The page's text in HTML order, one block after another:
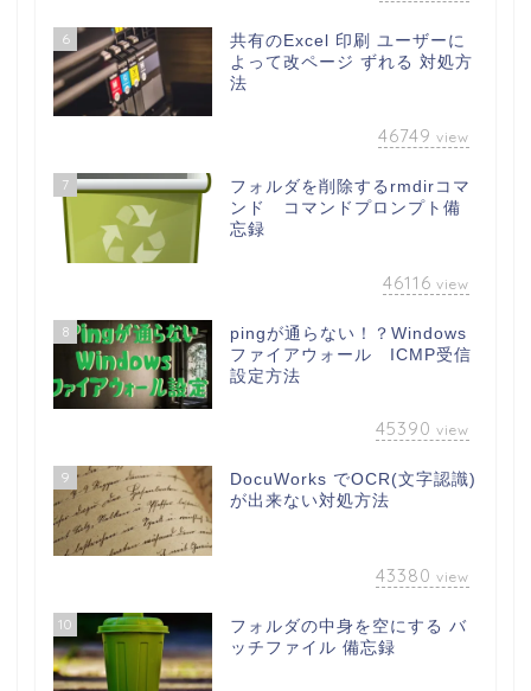
6
共有のExcel 印刷 ユーザーに
よって改ページ ずれる 対処方
法
46749 view
7
フォルダを削除するrmdirコマ
ンド コマンドプロンプト備
忘録
46116 view
8
pingが通らない！？Windows
ファイアウォール ICMP受信
設定方法
45390 view
9
DocuWorks でOCR(文字認識)
が出来ない対処方法
43380 view
10
フォルダの中身を空にする バ
ッチファイル 備忘録